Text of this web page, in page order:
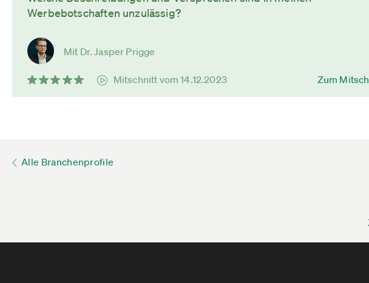
Werbebotschaften unzulässig?
Mit Dr. Jasper Prigge
Mitschnitt vom 14.12.2023 Zum
Alle Branchenprofile